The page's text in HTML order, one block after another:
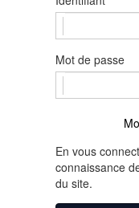
Mot de passe
En vous
connaissance
du site.